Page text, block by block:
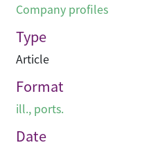
Company profiles
Type
Article
Format
ill., ports.
Date